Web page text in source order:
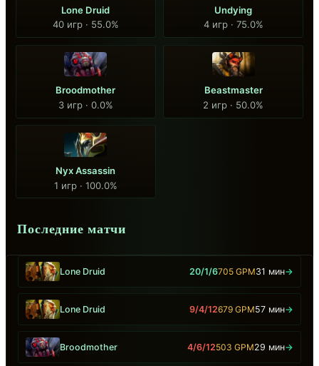
Lone Druid
40 игр · 55.0%
Undying
4 игр · 75.0%
Broodmother
3 игр · 0.0%
Beastmaster
2 игр · 50.0%
Nyx Assassin
1 игр · 100.0%
Последние матчи
Lone Druid 20/1/6705 GPM31 мин→
Lone Druid 9/4/12679 GPM57 мин→
Broodmother 4/6/12503 GPM29 мин→